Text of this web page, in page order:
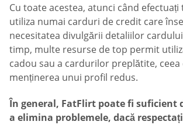
Cu toate acestea, atunci când efectuați
utiliza numai carduri de credit care
necesitatea divulgării detaliilor
timp, multe resurse de top permit
cadou sau a cardurilor preplătite, ceea
menținerea unui profil redus.
În general, FatFlirt poate fi suficient
a elimina problemele, dacă